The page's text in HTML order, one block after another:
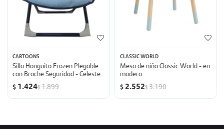
CARTOONS
Silla Honguito Frozen Plegable
con Broche Seguridad - Celeste
$ 1.424$1.899
CLASSIC WORLD
Mesa de niño Classic World - en
madera
$2.552$3.190